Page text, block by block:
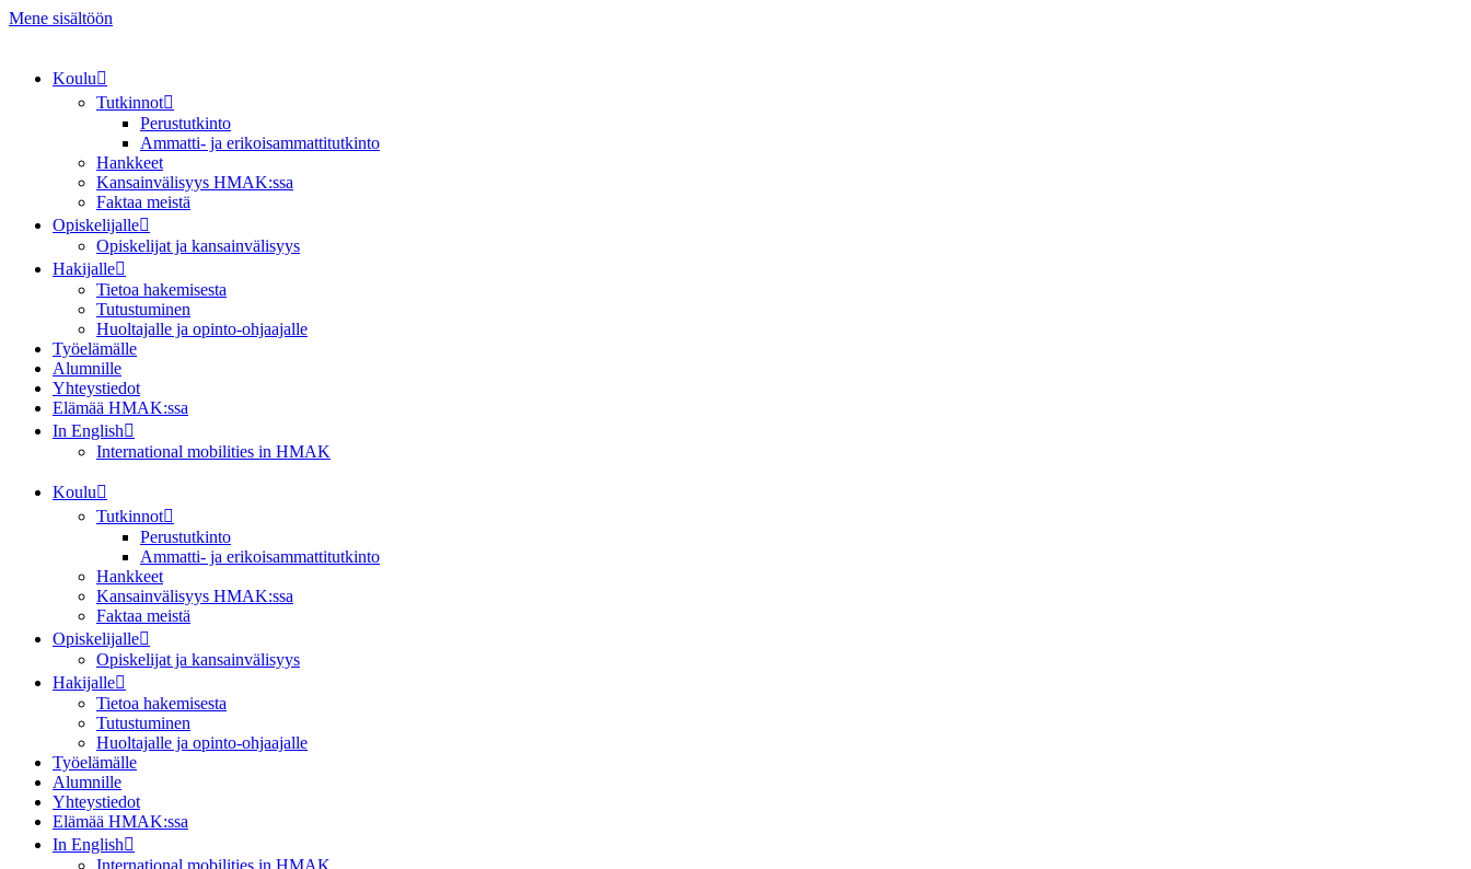
Mene sisältöön
Koulu
Tutkinnot
Perustutkinto
Ammatti- ja erikoisammattitutkinto
Hankkeet
Kansainvälisyys HMAK:ssa
Faktaa meistä
Opiskelijalle
Opiskelijat ja kansainvälisyys
Hakijalle
Tietoa hakemisesta
Tutustuminen
Huoltajalle ja opinto-ohjaajalle
Työelämälle
Alumnille
Yhteystiedot
Elämää HMAK:ssa
In English
International mobilities in HMAK
Koulu
Tutkinnot
Perustutkinto
Ammatti- ja erikoisammattitutkinto
Hankkeet
Kansainvälisyys HMAK:ssa
Faktaa meistä
Opiskelijalle
Opiskelijat ja kansainvälisyys
Hakijalle
Tietoa hakemisesta
Tutustuminen
Huoltajalle ja opinto-ohjaajalle
Työelämälle
Alumnille
Yhteystiedot
Elämää HMAK:ssa
In English
International mobilities in HMAK